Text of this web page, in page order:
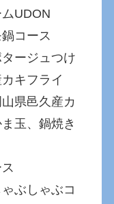
UDON
コース
ージュつけ
キフライ
県邑久産カ
玉、鍋焼き
ぶしゃぶコ